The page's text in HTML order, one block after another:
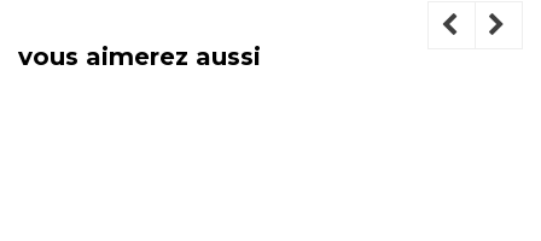
vous aimerez aussi